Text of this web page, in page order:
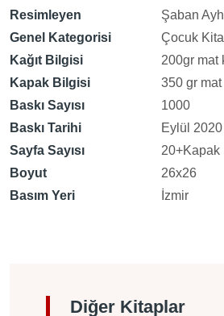
Resimleyen
Şaban
Genel Kategorisi
Çocuk
Kağıt Bilgisi
200gr mat
Kapak Bilgisi
350 gr
Baskı Sayısı
1000
Baskı Tarihi
Eylül 2020
Sayfa Sayısı
20+Kapak
Boyut
26x26
Basım Yeri
İzmir
Diğer Kitaplar